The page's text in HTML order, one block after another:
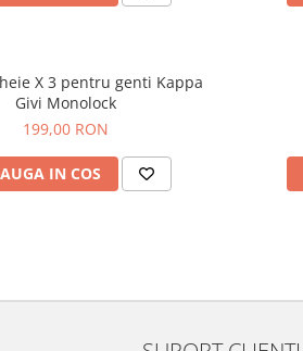
X 3 pentru genti Kappa
Givi Monolock
199,00 RON
IN COS